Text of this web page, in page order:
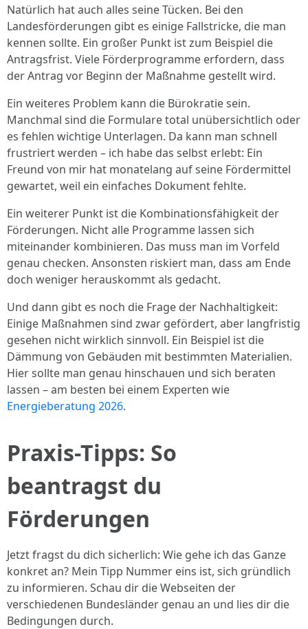
Natürlich hat auch alles seine Tücken. Bei den
Landesförderungen gibt es einige Fallstricke, die man
kennen sollte. Ein großer Punkt ist zum Beispiel die
Antragsfrist. Viele Förderprogramme erfordern, dass
der Antrag vor Beginn der Maßnahme gestellt wird.
Ein weiteres Problem kann die Bürokratie sein.
Manchmal sind die Formulare total unübersichtlich oder
es fehlen wichtige Unterlagen. Da kann man schnell
frustriert werden – ich habe das selbst erlebt: Ein
Freund von mir hat monatelang auf seine Fördermittel
gewartet, weil ein einfaches Dokument fehlte.
Ein weiterer Punkt ist die Kombinationsfähigkeit der
Förderungen. Nicht alle Programme lassen sich
miteinander kombinieren. Das muss man im Vorfeld
genau checken. Ansonsten riskiert man, dass am Ende
doch weniger herauskommt als gedacht.
Und dann gibt es noch die Frage der Nachhaltigkeit:
Einige Maßnahmen sind zwar gefördert, aber langfristig
gesehen nicht wirklich sinnvoll. Ein Beispiel ist die
Dämmung von Gebäuden mit bestimmten Materialien.
Hier sollte man genau hinschauen und sich beraten
lassen – am besten bei einem Experten wie
Energieberatung 2026.
Praxis-Tipps: So
beantragst du
Förderungen
Jetzt fragst du dich sicherlich: Wie gehe ich das Ganze
konkret an? Mein Tipp Nummer eins ist, sich gründlich
zu informieren. Schau dir die Webseiten der
verschiedenen Bundesländer genau an und lies dir die
Bedingungen durch.